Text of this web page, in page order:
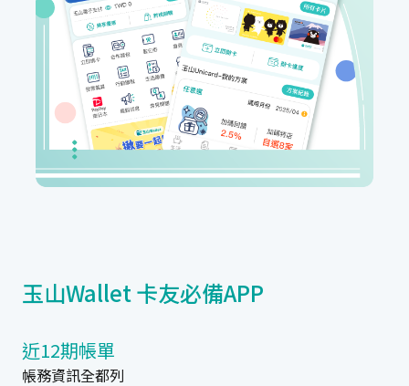
玉山Wallet 卡友必備APP
近12期帳單
帳務資訊全都列